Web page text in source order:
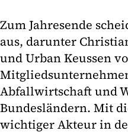
Zum Jahresende
aus, darunter
und Urban Keussen
Abfallwirtschaft und
Bundesländern. Mit
wichtiger Akteur in